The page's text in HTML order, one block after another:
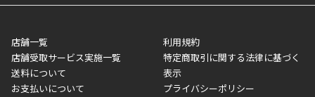
■商品によっては一部決済方法が使用できない場合がございま
す。
業日にてお引渡しとなります。(離島などの場合、例外もあります)
メーカー直送品など一部商品については、その他商品との購入に
制限がかかる場合がございます。また発送日についても、通常と
異なる場合がございます。対象商品の説明ページをご確認くださ
い。
店舗一覧
店舗受取サービス実施一覧
送料について
お支払いについて
利用規約
特定商取引に関する法律に基づく
表示
プライバシーポリシー